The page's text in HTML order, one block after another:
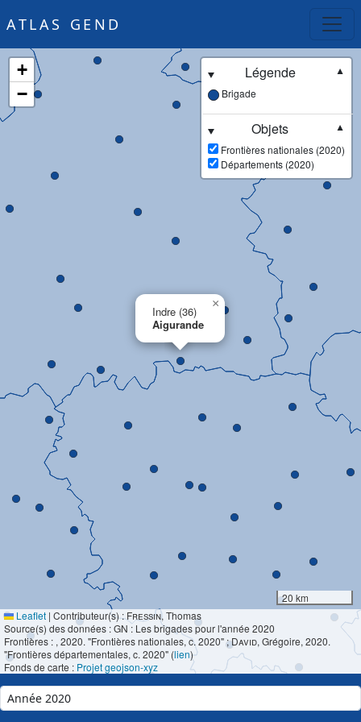
ATLAS GEND
Indre (36)
Aigurande
×
+
−
Légende
▼
Brigade
Objets
▼
Frontières nationales (2020)
Départements (2020)
20 km
Leaflet | Contributeur(s) :Fressin, Thomas
Source(s) des données : GN : Les brigades pour l'année 2020
Frontières : , 2020. "Frontières nationales, c. 2020" ;David, Grégoire, 2020.
"Frontières départementales, c. 2020" (lien)
Fonds de carte : Projet geojson-xyz